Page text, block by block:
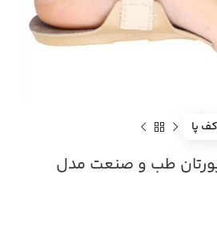
کف پا
طب و صنعت مدل